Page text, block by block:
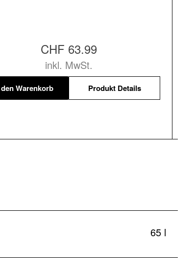
CHF 63.99
inkl. MwSt.
Warenkorb Produkt Details
65 l